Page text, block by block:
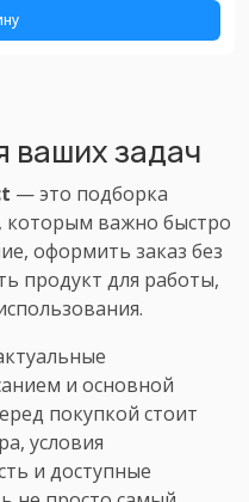
ваших задач
— это подборка
которым важно быстро
оформить заказ без
продукт для работы,
и основной
покупкой стоит
условия
и доступные